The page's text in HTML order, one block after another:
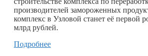
производителей замороженных
комплекс в Узловой станет её первой
млрд рублей.
Подробнее